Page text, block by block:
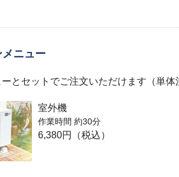
ニュー
とセットでご注文いただけます（単体
室外機
作業時間 約30分
6,380円（税込）